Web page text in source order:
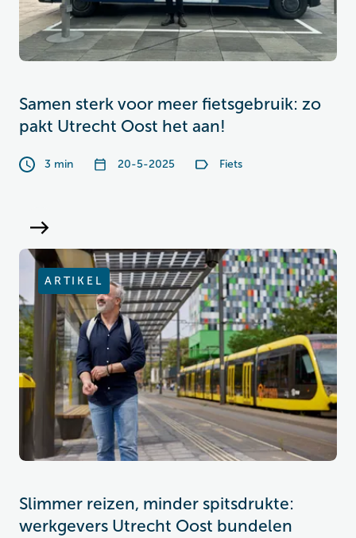
Samen sterk voor meer fietsgebruik: zo
pakt Utrecht Oost het aan!
3 min 20-5-2025 Fiets
ARTIKEL
Slimmer reizen, minder spitsdrukte:
werkgevers Utrecht Oost bundelen